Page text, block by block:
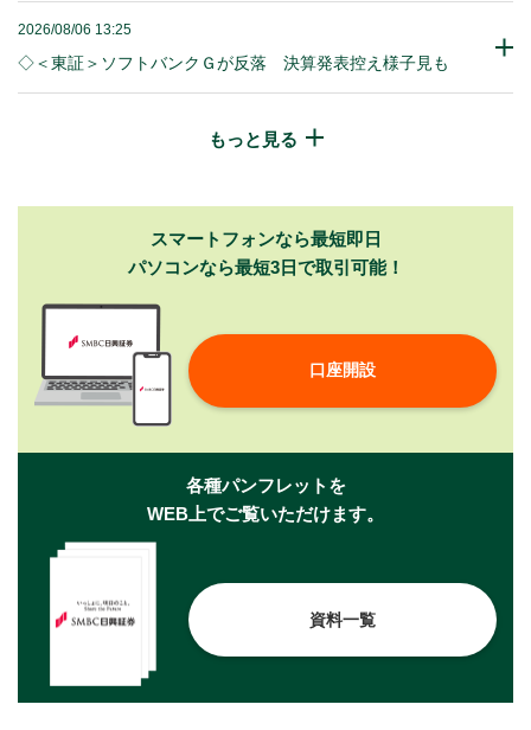
2026/08/06 13:25
◇＜東証＞ソフトバンクＧが反落 決算発表控え様子見も
もっと見る
スマートフォンなら最短即日
パソコンなら最短3日で取引可能！
口座開設
各種パンフレットを
WEB上でご覧いただけます。
資料一覧